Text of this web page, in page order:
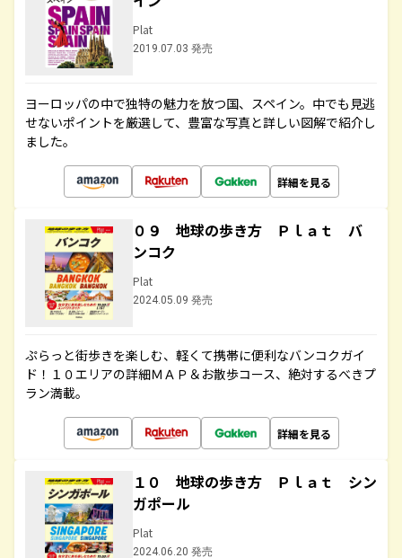
Plat
2019.07.03 発売
ヨーロッパの中で独特の魅力を放つ国、スペイン。中でも見逃
せないポイントを厳選して、豊富な写真と詳しい図解で紹介し
ました。
詳細を見る
０９ 地球の歩き方 Ｐｌａｔ バ
ンコク
Plat
2024.05.09 発売
ぷらっと街歩きを楽しむ、軽くて携帯に便利なバンコクガイ
ド！１０エリアの詳細ＭＡＰ＆お散歩コース、絶対するべきプ
ラン満載。
詳細を見る
１０ 地球の歩き方 Ｐｌａｔ シン
ガポール
Plat
2024.06.20 発売